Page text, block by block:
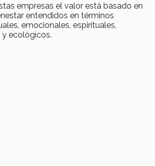
empresas el valor está basado en
entendidos en términos
emocionales, espirituales,
ecológicos.